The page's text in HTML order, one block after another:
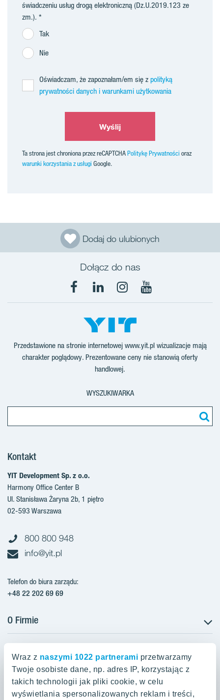
Wraz z naszymi 1022 partnerami przetwarzamy
Twoje osobiste dane, np. adres IP, korzystając z
takich technologii jak pliki cookie, w celu
wyświetlania spersonalizowanych reklam i treści,
Dodaj do ulubionych
świadczeniu usług drogą elektroniczną (Dz.U.2019.123 ze
zm.).
Tak
Nie
Oświadczam, że zapoznałam/em się z polityką
prywatności danych i warunkami użytkowania
Wyślij
Ta strona jest chroniona przez reCAPTCHAPolitykę Prywatności oraz
warunki korzystania z usługi Google.
Dołącz do nas
Facebook
LinkedInInstagram
YouTube
Przedstawione na stronie internetowej www.yit.pl wizualizacje mają
charakter poglądowy. Prezentowane ceny nie stanowią oferty
handlowej.
WYSZUKIWARKA
Kontakt
YIT Development Sp. z o.o.
Harmony Office Center B
Ul. Stanisława Żaryna 2b, 1 piętro
02-593 Warszawa
800 800 948
info@yit.pl
Telefon do biura zarządu:
+48 22 202 69 69
O Firmie
Projekty w przygotowaniu
Projekty zrealizowane
Aktualności
Zakup gruntów
Projekty w Polsce
Aroma Park Lofty Warszawa
Talarowa Park Warszawa
Oferty mieszkaniowe Warszawa